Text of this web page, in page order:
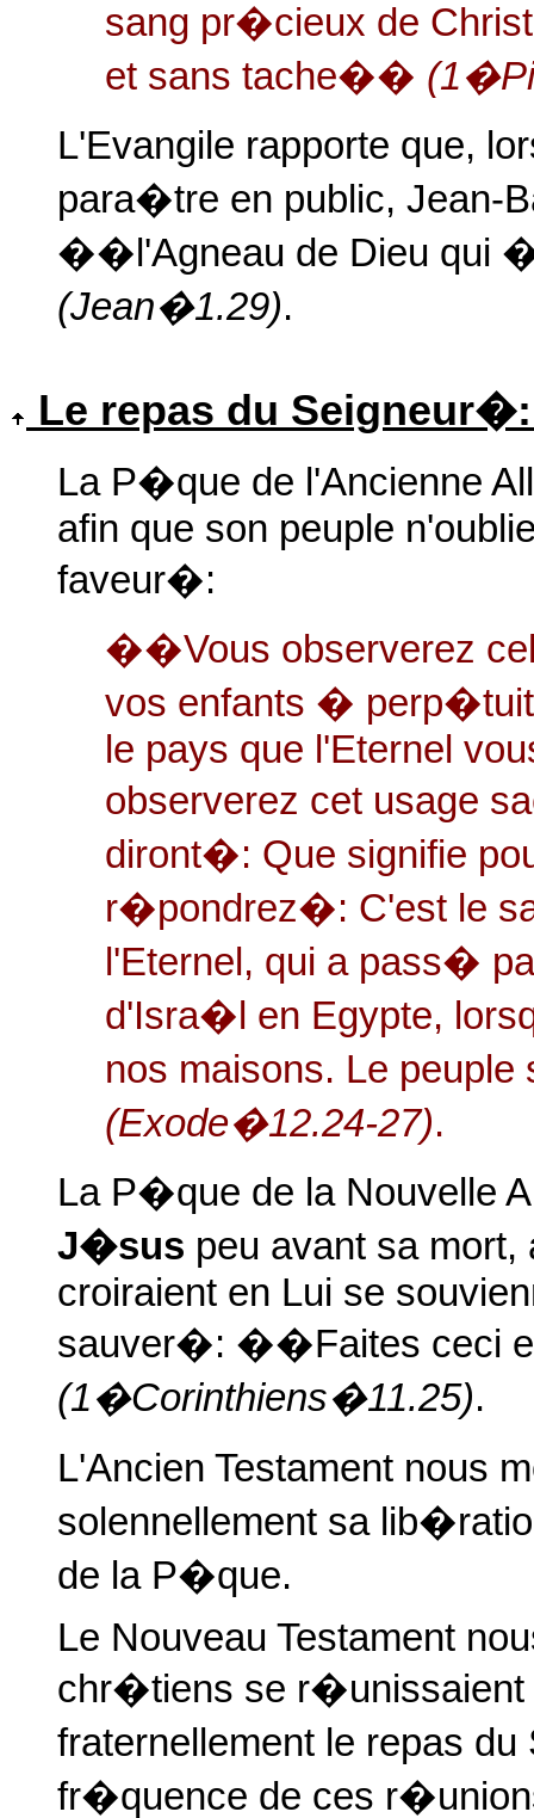
sang pr�cieux de
et sans tache��
L'Evangile rapporte que,
para�tre en public, Jean-
��l'Agneau de Dieu qui
(Jean�1.29).
Le repas du
La P�que de l'Ancienne
afin que son peuple
faveur�:
��Vous observerez
vos enfants �
le pays que l'Eternel
observerez cet usage
diront�: Que signifie
r�pondrez�: C'est le
l'Eternel, qui a pass�
d'Isra�l en Egypte,
nos maisons. Le
(Exode�12.24-27).
La P�que de la Nouvelle
J�sus peu avant sa mort,
croiraient en Lui se
sauver�: ��Faites ceci
(1�Corinthiens�11.25).
L'Ancien Testament nous
solennellement sa
de la P�que.
Le Nouveau Testament
chr�tiens se r�unissaient
fraternellement le repas
fr�quence de ces